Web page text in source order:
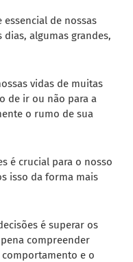
de nossas
algumas grandes,
vidas de muitas
de ir ou não para a
o rumo de sua
é crucial para o nosso
isso da forma mais
é superar os
compreender
e o